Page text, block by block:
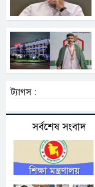
ট্যাগস :
সর্বশেষ সংবাদ